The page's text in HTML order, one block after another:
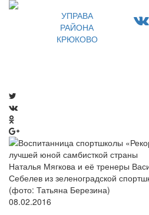
УПРАВА
РАЙОНА
КРЮКОВО
Наталья Мягкова и её тренеры
Себелев из зеленоградской
(фото: Татьяна Березина)
08.02.2016